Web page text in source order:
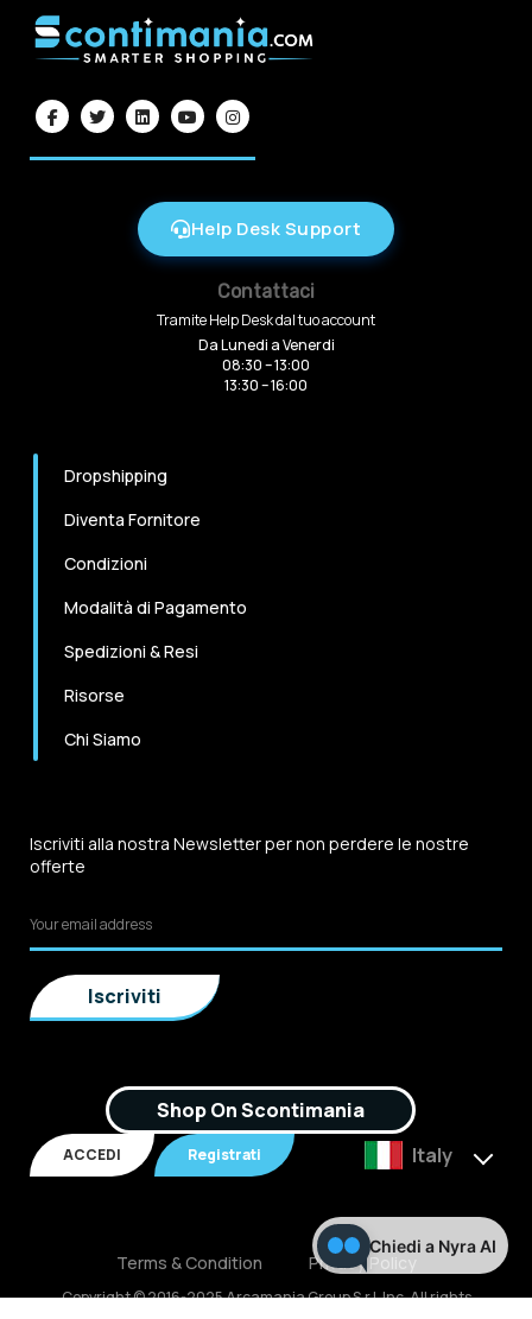
Chiedi a Nyra AI
Help Desk Support
Contattaci
Tramite Help Desk dal tuo account
Da Lunedi a Venerdi
08:30 – 13:00
13:30 – 16:00
Dropshipping
Diventa Fornitore
Condizioni
Modalità di Pagamento
Spedizioni & Resi
Risorse
Chi Siamo
Iscriviti alla nostra Newsletter per non perdere le nostre
offerte
Shop On Scontimania
ACCEDI Registrati Italy
Copyright © 2016-2025 Arcamania Group S.r.l, Inc. All rights
Terms & Condition Privacy Policy